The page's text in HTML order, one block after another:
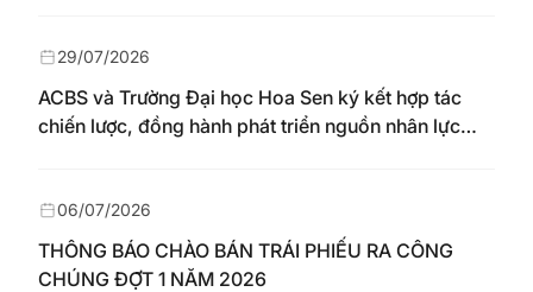
ACBS và Trường Đại học Hoa Sen ký kết hợp tác
chiến lược, đồng hành phát triển nguồn nhân lực
29/07/2026
THÔNG BÁO CHÀO BÁN TRÁI PHIẾU RA CÔNG
CHÚNG ĐỢT 1 NĂM 2026
06/07/2026